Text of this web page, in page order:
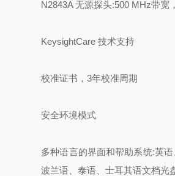
N2843A 无源探头:500 MHz带
KeysightCare 技术支持
校准证书，3年校准周期
安全环境模式
多种语言的界面和帮助系统:英
波兰语、泰语、士耳其语文档光